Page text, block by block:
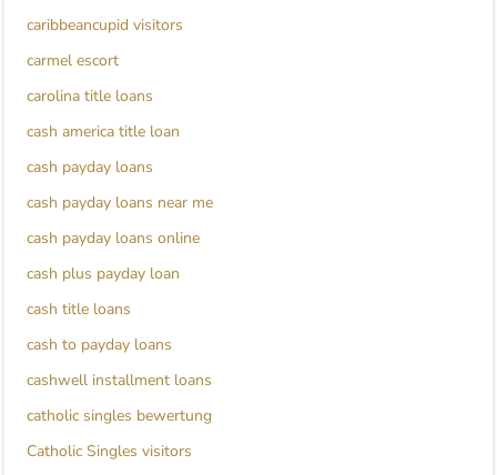
caribbeancupid visitors
carmel escort
carolina title loans
cash america title loan
cash payday loans
cash payday loans near me
cash payday loans online
cash plus payday loan
cash title loans
cash to payday loans
cashwell installment loans
catholic singles bewertung
Catholic Singles visitors